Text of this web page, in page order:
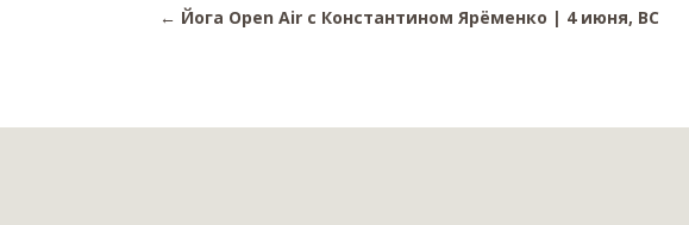
← Йога Open Air с Константином Ярёменко | 4 июня, ВС